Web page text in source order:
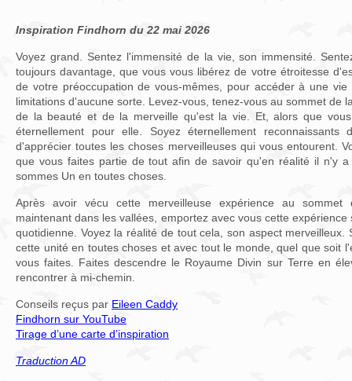
Inspiration Findhorn du 22 mai 2026
Voyez grand. Sentez l'immensité de la vie, son immensité.
toujours davantage, que vous vous libérez de votre étroitesse
de votre préoccupation de vous-mêmes, pour accéder à une vie
limitations d'aucune sorte. Levez-vous, tenez-vous au sommet de
de la beauté et de la merveille qu'est la vie. Et, alors que
éternellement pour elle. Soyez éternellement
d'apprécier toutes les choses merveilleuses qui vous entourent.
que vous faites partie de tout afin de savoir qu'en réalité il n'y
sommes Un en toutes choses.
Après avoir vécu cette merveilleuse expérience au sommet
maintenant dans les vallées, emportez avec vous cette
quotidienne. Voyez la réalité de tout cela, son aspect merveilleux.
cette unité en toutes choses et avec tout le monde, quel que soit
vous faites. Faites descendre le Royaume Divin sur Terre en
rencontrer à mi-chemin.
Conseils reçus par Eileen Caddy
Findhorn sur YouTube
Tirage d’une carte d’inspiration
Traduction AD